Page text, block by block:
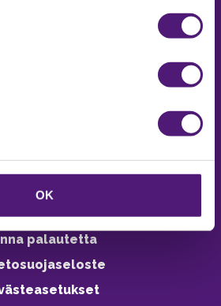
OK
Vastuullisuus
työpaikat
palautetta